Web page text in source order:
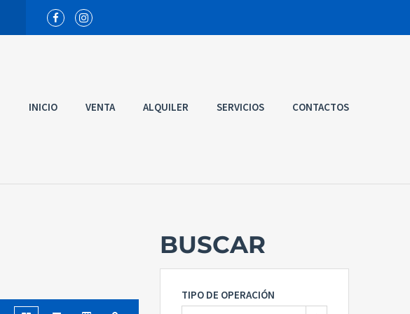
INICIO VENTA ALQUILER SERVICIOS CONTACTOS
BUSCAR
TIPO DE OPERACIÓN